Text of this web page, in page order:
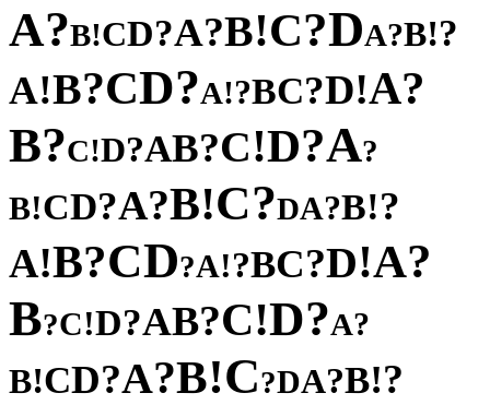
A?B!CD?A?B!C?DA?B!?
A!B?CD?A!?BC?D!A?
B?C!D?AB?C!D?A?
B!CD?A?B!C?DA?B!?
A!B?CD?A!?BC?D!A?
B?C!D?AB?C!D?A?
B!CD?A?B!C?DA?B!?